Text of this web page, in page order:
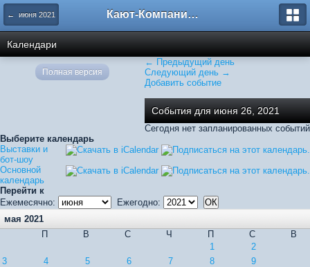
← июня 2021 Кают-Компания "Катера и Яхты"
Календари
← Предыдущий день
Следующий день →
Добавить событие
События для июня 26, 2021
Сегодня нет запланированных событий
Выберите календарь
Выставки и
бот-шоу
Основной
календарь
Перейти к
Ежемесячно:
Ежегодно:
мая 2021
П
В С Ч П С
В
1
2
3
4 5 6 7 8
9
Полная версия